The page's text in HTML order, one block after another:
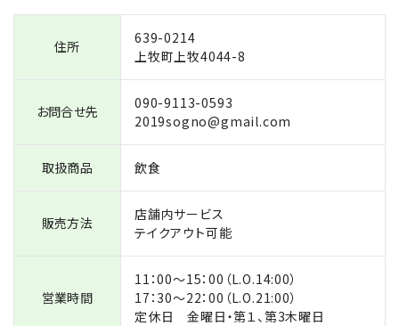
住所
639-0214
上牧町上牧4044-8
お問合せ先
090-9113-0593
2019sogno@gmail.com
取扱商品 飲食
販売方法
店舗内サービス
テイクアウト可能
営業時間
11：00〜15：00（L.O.14:00）
17：30〜22：00（L.O.21:00）
定休日 金曜日・第１、第3木曜日